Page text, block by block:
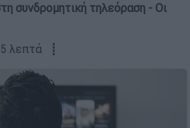
συνδρομητική τηλεόραση - Οι
5 λεπτά ┋